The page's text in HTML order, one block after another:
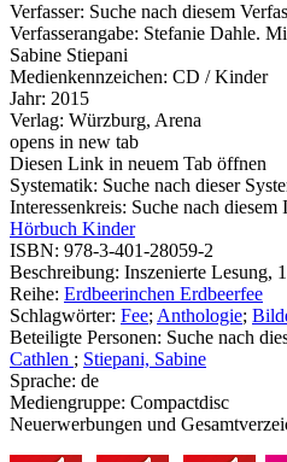
Verfasser: Suche nach diesem
Verfasserangabe: Stefanie Dahle.
Sabine Stiepani
Medienkennzeichen: CD / Kinder
Jahr: 2015
Verlag: Würzburg, Arena
opens in new tab
Diesen Link in neuem Tab öffnen
Systematik: Suche nach dieser
Interessenkreis: Suche nach diesem
Hörbuch Kinder
ISBN: 978-3-401-28059-2
Beschreibung: Inszenierte Lesung,
Reihe: Erdbeerinchen Erdbeerfee
Schlagwörter: Fee; Anthologie;
Beteiligte Personen: Suche nach
Cathlen ; Stiepani, Sabine
Sprache: de
Mediengruppe: Compactdisc
Neuerwerbungen und